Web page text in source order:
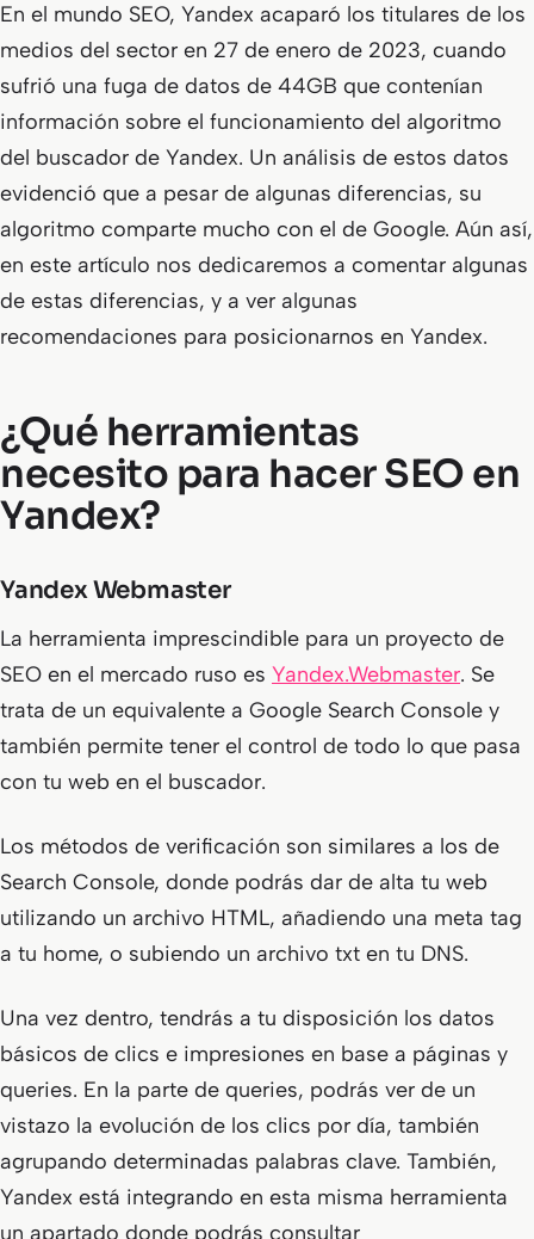
En el mundo SEO, Yandex acaparó los titulares de los
medios del sector en 27 de enero de 2023, cuando
sufrió una fuga de datos de 44GB que contenían
información sobre el funcionamiento del algoritmo
del buscador de Yandex. Un análisis de estos datos
evidenció que a pesar de algunas diferencias, su
algoritmo comparte mucho con el de Google. Aún así,
en este artículo nos dedicaremos a comentar algunas
de estas diferencias, y a ver algunas
recomendaciones para posicionarnos en Yandex.
¿Qué herramientas
necesito para hacer SEO en
Yandex?
Yandex Webmaster
La herramienta imprescindible para un proyecto de
SEO en el mercado ruso es Yandex.Webmaster. Se
trata de un equivalente a Google Search Console y
también permite tener el control de todo lo que pasa
con tu web en el buscador.
Los métodos de verificación son similares a los de
Search Console, donde podrás dar de alta tu web
utilizando un archivo HTML, añadiendo una meta tag
a tu home, o subiendo un archivo txt en tu DNS.
Una vez dentro, tendrás a tu disposición los datos
básicos de clics e impresiones en base a páginas y
queries. En la parte de queries, podrás ver de un
vistazo la evolución de los clics por día, también
agrupando determinadas palabras clave. También,
Yandex está integrando en esta misma herramienta
un apartado donde podrás consultar